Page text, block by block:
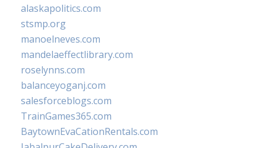
alaskapolitics.com
stsmp.org
manoelneves.com
mandelaeffectlibrary.com
roselynns.com
balanceyoganj.com
salesforceblogs.com
TrainGames365.com
BaytownEvaCationRentals.com